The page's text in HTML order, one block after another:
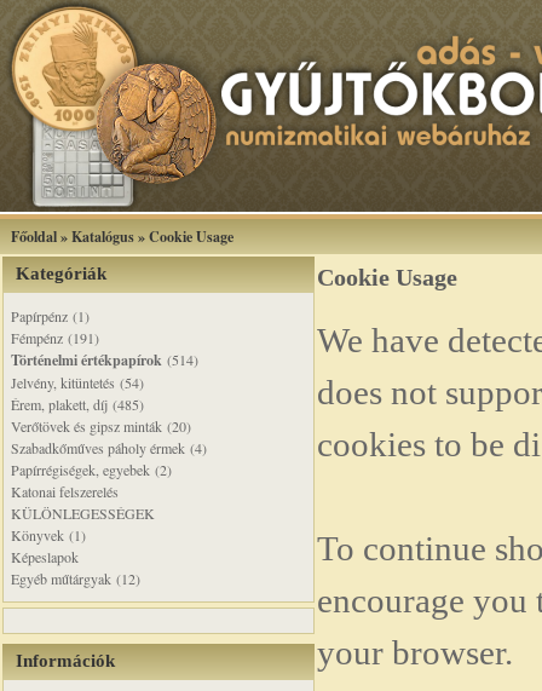
Főoldal»Katalógus»Cookie Usage
Kategóriák
Papírpénz (1)
Fémpénz (191)
Történelmi értékpapírok (514)
Jelvény, kitüntetés (54)
Érem, plakett, díj (485)
Verőtövek és gipsz minták (20)
Szabadkőműves páholy érmek (4)
Papírrégiségek, egyebek (2)
Katonai felszerelés
KÜLÖNLEGESSÉGEK
Könyvek (1)
Képeslapok
Egyéb műtárgyak (12)
Információk
Cookie Usage
We have
does not
cookies to be
To continue
encourage you
your browser.